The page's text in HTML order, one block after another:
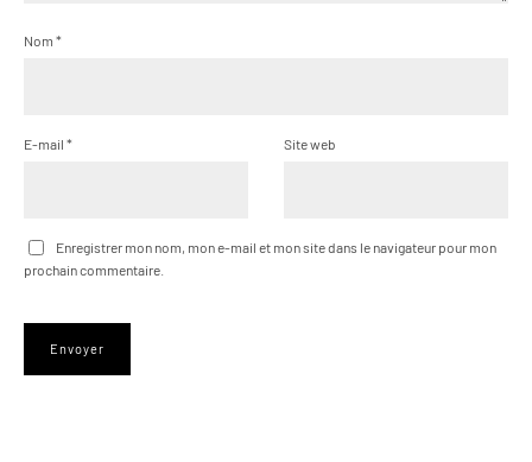
Nom *
E-mail * Site web
Enregistrer mon nom, mon e-mail et mon site dans le navigateur pour mon
prochain commentaire.